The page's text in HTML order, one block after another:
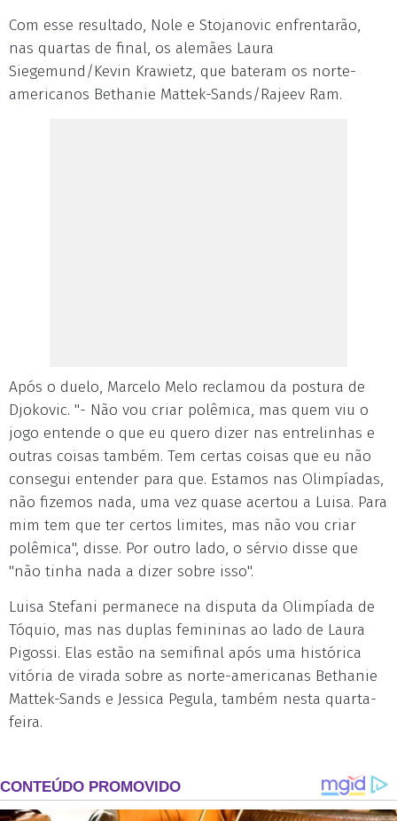
Com esse resultado, Nole e Stojanovic enfrentarão,
nas quartas de final, os alemães Laura
Siegemund/Kevin Krawietz, que bateram os norte-
americanos Bethanie Mattek-Sands/Rajeev Ram.
Após o duelo, Marcelo Melo reclamou da postura de
Djokovic. "- Não vou criar polêmica, mas quem viu o
jogo entende o que eu quero dizer nas entrelinhas e
outras coisas também. Tem certas coisas que eu não
consegui entender para que. Estamos nas Olimpíadas,
não fizemos nada, uma vez quase acertou a Luisa. Para
mim tem que ter certos limites, mas não vou criar
polêmica", disse. Por outro lado, o sérvio disse que
"não tinha nada a dizer sobre isso".
Luisa Stefani permanece na disputa da Olimpíada de
Tóquio, mas nas duplas femininas ao lado de Laura
Pigossi. Elas estão na semifinal após uma histórica
vitória de virada sobre as norte-americanas Bethanie
Mattek-Sands e Jessica Pegula, também nesta quarta-
feira.